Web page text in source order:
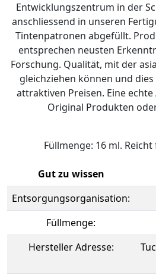
Entwicklungszentrum in der
anschliessend in unseren
Tintenpatronen abgefüllt.
entsprechen neusten
Forschung. Qualität, mit der
gleichziehen können und
attraktiven Preisen. Eine
Original Produkten
Füllmenge: 16 ml.
Gut zu wissen
Entsorgungsorganisation:
Füllmenge:
Hersteller Adresse: